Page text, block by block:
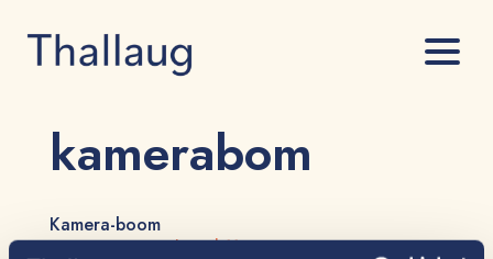
kamerabom
Kamera-boom
avBergsvein Træthaug|11. apr 2025